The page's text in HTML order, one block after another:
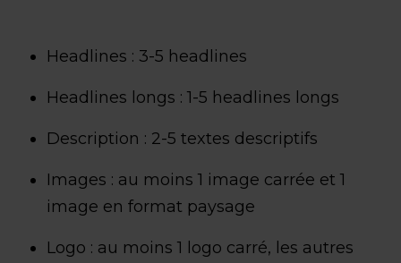
Headlines : 3-5 headlines
Headlines longs : 1-5 headlines longs
Description : 2-5 textes descriptifs
Images : au moins 1 image carrée et 1
image en format paysage
Logo : au moins 1 logo carré, les autres